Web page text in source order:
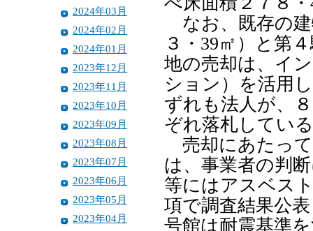
2024年03月
2024年02月
2024年01月
2023年12月
2023年11月
2023年10月
2023年09月
2023年08月
2023年07月
2023年06月
2023年05月
2023年04月
なお、既存の建
３・39㎡）と第
地の売却は、イ
ション）を活用
ずれも法人が、
ぞれ落札してい
売却にあたって
は、事業者の判
等にはアスベス
項で調査結果公
号館は耐震基準